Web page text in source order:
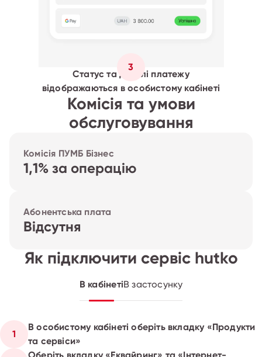
3
Статус та деталі платежу
відображаються в особистому кабінеті
Комісія та умови
обслуговування
Комісія ПУМБ Бізнес
1,1% за операцію
Абонентська плата
Відсутня
Як підключити сервіс hutko
В кабінетіВ застосунку
1
В особистому кабінеті оберіть вкладку «Продукти
та сервіси»